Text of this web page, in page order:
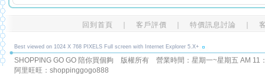
回到首頁 客戶評價 特價訊息討論
Best viewed on 1024 X 768 PIXELS Full screen with Internet Explorer 5.X+
SHOPPING GO GO 陪你買個夠 版權所有 營業時間：星期一~星期五 AM
阿里旺旺：shoppinggogo888